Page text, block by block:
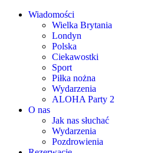
Wiadomości
Wielka Brytania
Londyn
Polska
Ciekawostki
Sport
Piłka nożna
Wydarzenia
ALOHA Party 2
O nas
Jak nas słuchać
Wydarzenia
Pozdrowienia